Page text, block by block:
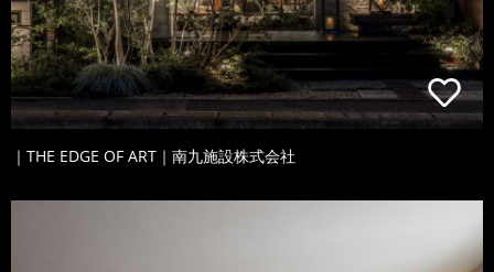
｜THE EDGE OF ART｜南九施設株式会社